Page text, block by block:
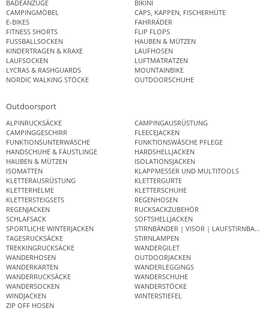
BADEANZÜGE
BIKINI
CAMPINGMÖBEL
CAPS, KAPPEN, FISCHERHÜTE
E-BIKES
FAHRRÄDER
FITNESS SHORTS
FLIP FLOPS
FUSSBALLSOCKEN
HAUBEN & MÜTZEN
KINDERTRAGEN & KRAXE
LAUFHOSEN
LAUFSOCKEN
LUFTMATRATZEN
LYCRAS & RASHGUARDS
MOUNTAINBIKE
NORDIC WALKING STÖCKE
OUTDOORSCHUHE
Outdoorsport
ALPINRUCKSÄCKE
CAMPINGAUSRÜSTUNG
CAMPINGGESCHIRR
FLEECEJACKEN
FUNKTIONSUNTERWÄSCHE
FUNKTIONSWÄSCHE PFLEGE
HANDSCHUHE & FÄUSTLINGE
HARDSHELLJACKEN
HAUBEN & MÜTZEN
ISOLATIONSJACKEN
ISOMATTEN
KLAPPMESSER UND MULTITOOLS
KLETTERAUSRÜSTUNG
KLETTERGURTE
KLETTERHELME
KLETTERSCHUHE
KLETTERSTEIGSETS
REGENHOSEN
REGENJACKEN
RUCKSACKZUBEHÖR
SCHLAFSACK
SOFTSHELLJACKEN
SPORTLICHE WINTERJACKEN
STIRNBÄNDER | VISOR | LAUFSTIRNBAND
TAGESRUCKSÄCKE
STIRNLAMPEN
TREKKINGRUCKSÄCKE
WANDERGILET
WANDERHOSEN
OUTDOORJACKEN
WANDERKARTEN
WANDERLEGGINGS
WANDERRUCKSÄCKE
WANDERSCHUHE
WANDERSOCKEN
WANDERSTÖCKE
WINDJACKEN
WINTERSTIEFEL
ZIP OFF HOSEN